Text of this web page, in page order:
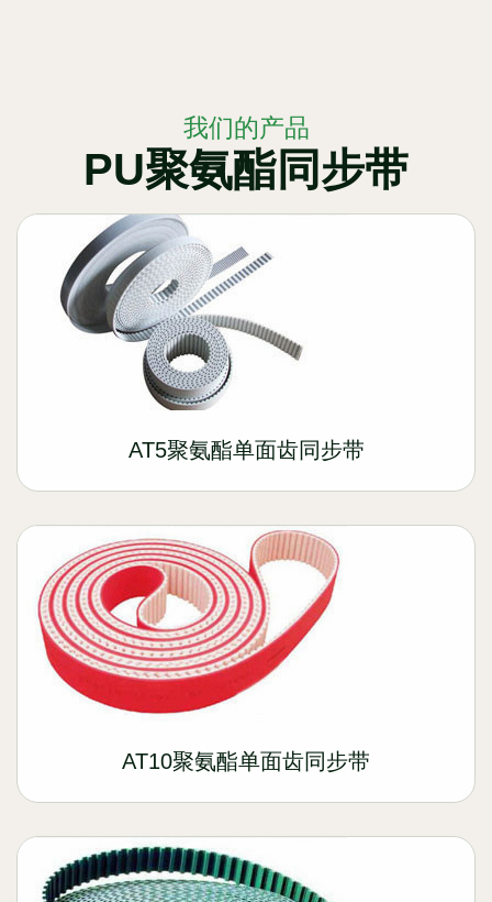
我们的产品
PU聚氨酯同步带
AT5聚氨酯单面齿同步带
AT10聚氨酯单面齿同步带